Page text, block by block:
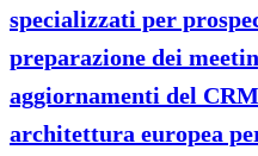
specializzati per
preparazione dei
aggiornamenti del
architettura europea